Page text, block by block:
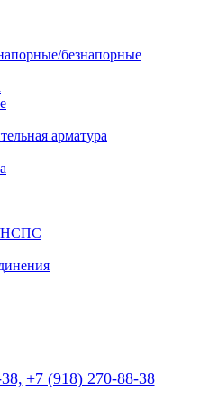
безнапорные
арматура
НСПС
+7 (918) 270-88-38